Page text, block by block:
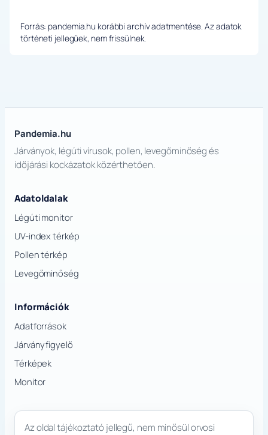
Forrás: pandemia.hu korábbi archív adatmentése. Az adatok
történeti jellegűek, nem frissülnek.
Pandemia.hu
Járványok, légúti vírusok, pollen, levegőminőség és
időjárási kockázatok közérthetően.
Adatoldalak
Légúti monitor
UV-index térkép
Pollen térkép
Levegőminőség
Információk
Adatforrások
Járványfigyelő
Térképek
Monitor
Az oldal tájékoztató jellegű, nem minősül orvosi